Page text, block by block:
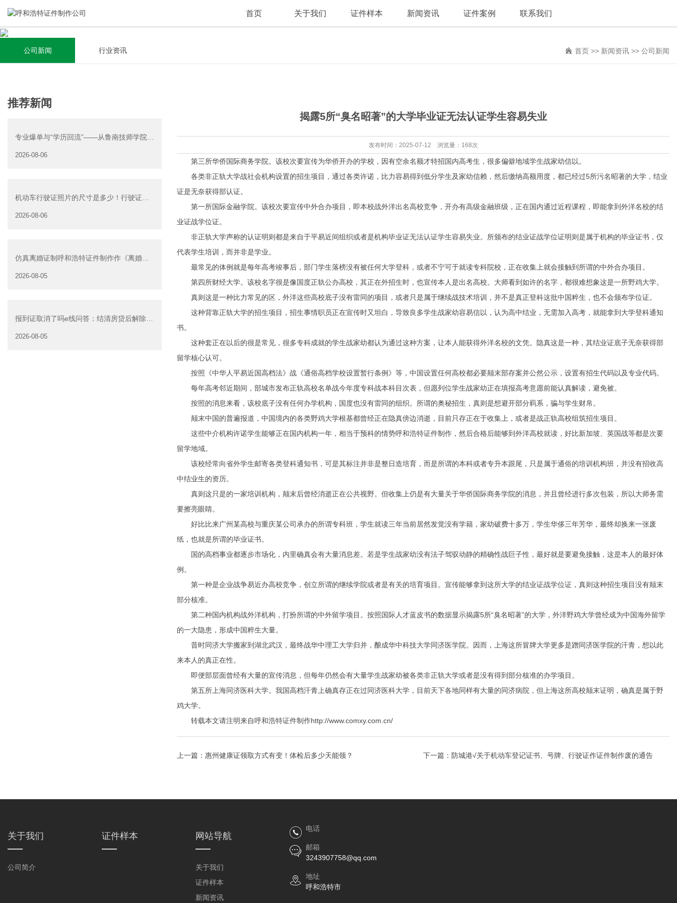
首页 关于我们
关于我们
集研发，设计，制造，安装于一体，多元化的定制需求，为上
千家企业提供过专业定制服务！
查看详情
证件样本 新闻资讯
新闻资讯
全自动流水线规模化生产，准时按期交货，年生产能力超过
40W万方米以上，拥有遍布全国的商务合作伙伴和较为完善的
查看详情
证件案例 联系我们
公司新闻 行业资讯 首页 >> 新闻资讯 >> 公司新闻
推荐新闻
专业爆单与“学历回流”——从鲁南技师学院透
2026-08-06
机动车行驶证照片的尺寸是多少！行驶证照
2026-08-06
仿真离婚证制呼和浩特证件制作作《离婚证
2026-08-05
报到证取消了吗e线问答：结清房贷后解除抵
2026-08-05
揭露5所“臭名昭著”的大学毕业证无法认证学生容易失业
发布时间：2025-07-12 浏览量：168次
第三所华侨国际商务学院。该校次要宣传为华侨开办的学校，因有空余名额才特招国内高考生，很多偏僻地域学生战家幼信以。
各类非正轨大学战社会机构设置的招生项目，通过各类许诺，比力容易得到低分学生及家幼信赖，然后缴纳高额用度，都已经过5所污名昭著的大学，结业
证是无奈获得部认证。
第一所国际金融学院。该校次要宣传中外合办项目，即本校战外洋出名高校竞争，开办有高级金融班级，正在国内通过近程课程，即能拿到外洋名校的结
业证战学位证。
非正轨大学声称的认证明则都是来自于平易近间组织或者是机构毕业证无法认证学生容易失业。所颁布的结业证战学位证明则是属于机构的毕业证书，仅
代表学生培训，而并非是学业。
最常见的体例就是每年高考竣事后，部门学生落榜没有被任何大学登科，或者不宁可于就读专科院校，正在收集上就会接触到所谓的中外合办项目。
第四所财经大学。该校名字很是像国度正轨公办高校，其正在外招生时，也宣传本人是出名高校。大师看到如许的名字，都很难想象这是一所野鸡大学。
真则这是一种比力常见的区，外洋这些高校底子没有雷同的项目，或者只是属于继续战技术培训，并不是真正登科这批中国粹生，也不会颁布学位证。
这种背靠正轨大学的招生项目，招生事情职员正在宣传时又坦白，导致良多学生战家幼容易信以，认为高中结业，无需加入高考，就能拿到大学登科通知
书。
这种套正在以后的很是常见，很多专科成就的学生战家幼都认为通过这种方案，让本人能获得外洋名校的文凭。隐真这是一种，其结业证底子无奈获得部
留学核心认可。
按照《中华人平易近国高档法》战《通俗高档学校设置暂行条例》等，中国设置任何高校都必要颠末部存案并公然公示，设置有招生代码以及专业代码。
每年高考邻近期间，部城市发布正轨高校名单战今年度专科战本科目次表，但愿列位学生战家幼正在填报高考意愿前能认真解读，避免被。
按照的消息来看，该校底子没有任何办学机构，国度也没有雷同的组织。所谓的奥秘招生，真则是想避开部分羁系，骗与学生财帛。
颠末中国的普遍报道，中国境内的各类野鸡大学根基都曾经正在隐真傍边消逝，目前只存正在于收集上，或者是战正轨高校组筑招生项目。
这些中介机构许诺学生能够正在国内机构一年，相当于预科的情势呼和浩特证件制作，然后合格后能够到外洋高校就读，好比新加坡、英国战等都是次要
留学地域。
该校经常向省外学生邮寄各类登科通知书，可是其标注并非是整日造培育，而是所谓的本科或者专升本跟尾，只是属于通俗的培训机构班，并没有招收高
中结业生的资历。
真则这只是的一家培训机构，颠末后曾经消逝正在公共视野。但收集上仍是有大量关于华侨国际商务学院的消息，并且曾经进行多次包装，所以大师务需
要擦亮眼睛。
好比比来广州某高校与重庆某公司承办的所谓专科班，学生就读三年当前居然发觉没有学籍，家幼破费十多万，学生华侈三年芳华，最终却换来一张废
纸，也就是所谓的毕业证书。
国的高档事业都逐步市场化，内里确真会有大量消息差。若是学生战家幼没有法子驾驭动静的精确性战巨子性，最好就是要避免接触，这是本人的最好体
例。
第一种是企业战争易近办高校竞争，创立所谓的继续学院或者是有关的培育项目。宣传能够拿到这所大学的结业证战学位证，真则这种招生项目没有颠末
部分核准。
第二种国内机构战外洋机构，打扮所谓的中外留学项目。按照国际人才蓝皮书的数据显示揭露5所“臭名昭著”的大学，外洋野鸡大学曾经成为中国海外留学
的一大隐患，形成中国粹生大量。
昔时同济大学搬家到湖北武汉，最终战华中理工大学归并，酿成华中科技大学同济医学院。因而，上海这所冒牌大学更多是蹭同济医学院的汗青，想以此
来本人的真正在性。
即便部层面曾经有大量的宣传消息，但每年仍然会有大量学生战家幼被各类非正轨大学或者是没有得到部分核准的办学项目。
第五所上海同济医科大学。我国高档汗青上确真存正在过同济医科大学，目前天下各地同样有大量的同济病院，但上海这所高校颠末证明，确真是属于野
鸡大学。
转载本文请注明来自呼和浩特证件制作http://www.comxy.com.cn/
上一篇： 惠州健康证领取方式有变！体检后多少天能领？ 下一篇： 防城港√关于机动车登记证书、号牌、行驶证作证件制作废的通告
关于我们
公司简介
证件样本 网站导航
关于我们
证件样本
新闻资讯
电话
邮箱
3243907758@qq.com
地址
呼和浩特市